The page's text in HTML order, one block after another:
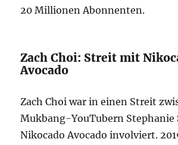
20 Millionen Abonnenten.
Zach Choi: Streit mit
Avocado
Zach Choi war in einen Streit
Mukbang-YouTubern Stephanie
Nikocado Avocado involviert.